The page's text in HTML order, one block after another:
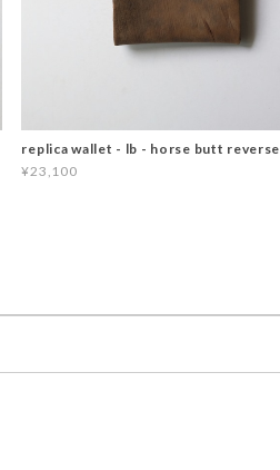
replica wallet - lb - horse butt reverse
¥23,100